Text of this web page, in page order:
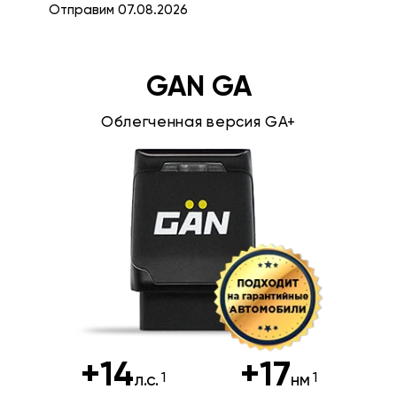
Отправим 07.08.2026
GAN GA
Облегченная версия GA+
+14л.с. +17нм